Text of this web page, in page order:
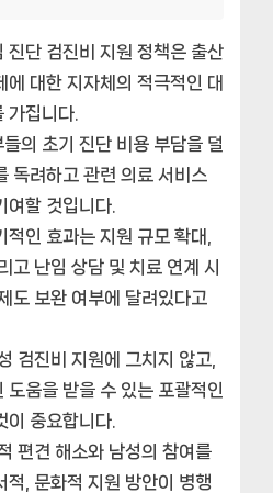
진단 검진비 지원 정책은 출산
에 대한 지자체의 적극적인 대
가집니다.
의 초기 진단 비용 부담을 덜
독려하고 관련 의료 서비스
여할 것입니다.
인 효과는 지원 규모 확대,
고 난임 상담 및 치료 연계 시
도 보완 여부에 달려있다고
검진비 지원에 그치지 않고,
도움을 받을 수 있는 포괄적인
이 중요합니다.
편견 해소와 남성의 참여를
적, 문화적 지원 방안이 병행